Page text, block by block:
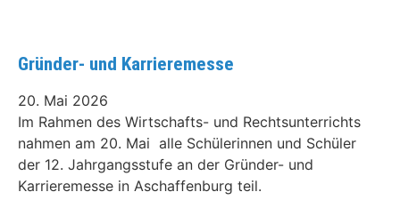
Gründer- und Karrieremesse
20. Mai 2026
Im Rahmen des Wirtschafts- und Rechtsunterrichts
nahmen am 20. Mai alle Schülerinnen und Schüler
der 12. Jahrgangsstufe an der Gründer- und
Karrieremesse in Aschaffenburg teil.